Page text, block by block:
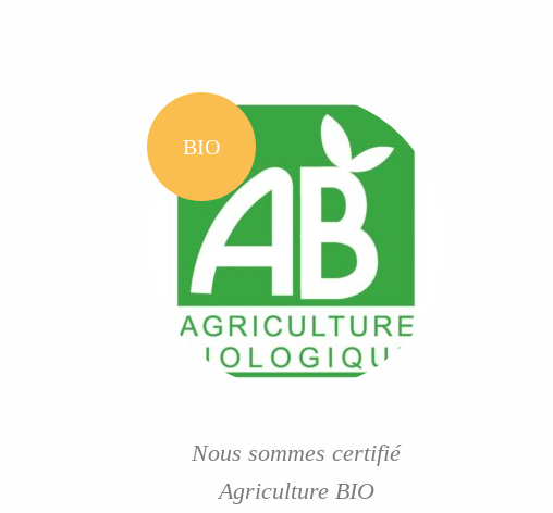
BIO
Nous sommes certifié
Agriculture BIO